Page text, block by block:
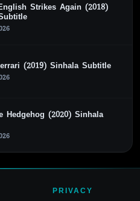
Strikes Again (2018)
(2019) Sinhala Subtitle
Hedgehog (2020) Sinhala
PRIVACY